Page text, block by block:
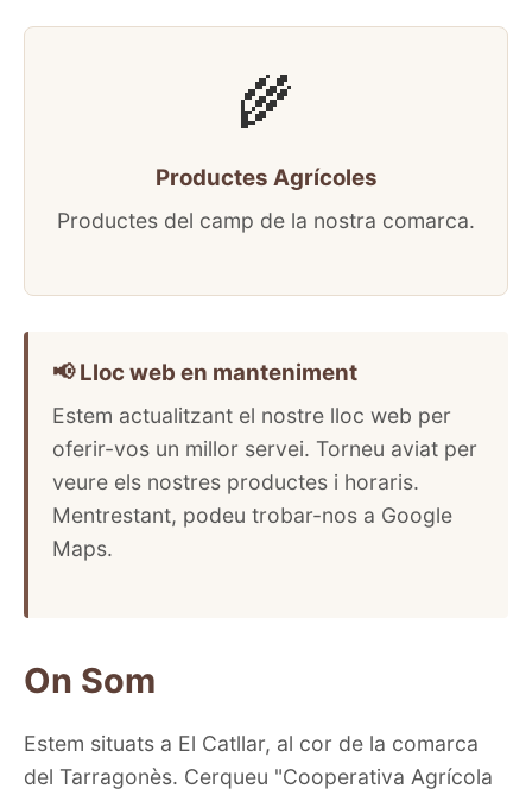
🌾
Productes Agrícoles
Productes del camp de la nostra comarca.
📢 Lloc web en manteniment
Estem actualitzant el nostre lloc web per
oferir-vos un millor servei. Torneu aviat per
veure els nostres productes i horaris.
Mentrestant, podeu trobar-nos a Google
Maps.
On Som
Estem situats a El Catllar, al cor de la comarca
del Tarragonès. Cerqueu "Cooperativa Agrícola